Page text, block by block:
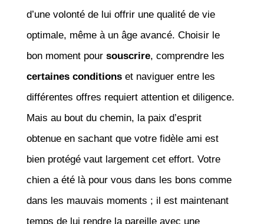
d’une volonté de lui offrir une qualité de vie
optimale, même à un âge avancé. Choisir le
bon moment pour souscrire, comprendre les
certaines conditionset naviguer entre les
différentes offres requiert attention et diligence.
Mais au bout du chemin, la paix d’esprit
obtenue en sachant que votre fidèle ami est
bien protégé vaut largement cet effort. Votre
chien a été là pour vous dans les bons comme
dans les mauvais moments ; il est maintenant
temps de lui rendre la pareille avec une